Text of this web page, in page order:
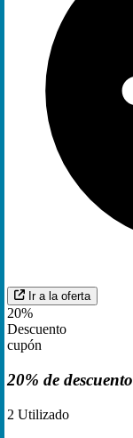
Ir a la oferta
20%
Descuento
cupón
20% de descuento
2 Utilizado